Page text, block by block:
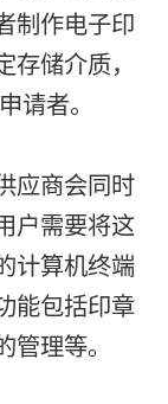
制作电子印
储介质，
请者。
应商会同时
户需要将这
计算机终端
能包括印章
理等。